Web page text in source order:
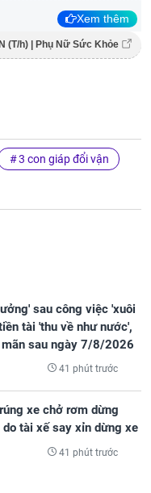
Xem thêm
(T/h) | Phụ Nữ Sức Khỏe
3 con giáp đổi vận
sau công việc 'xuôi
tài 'thu về như nước',
sau ngày 7/8/2026
41 phút trước
xe chở rơm dừng
tài xế say xỉn dừng xe
41 phút trước